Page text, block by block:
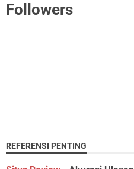
Followers
REFERENSI PENTING